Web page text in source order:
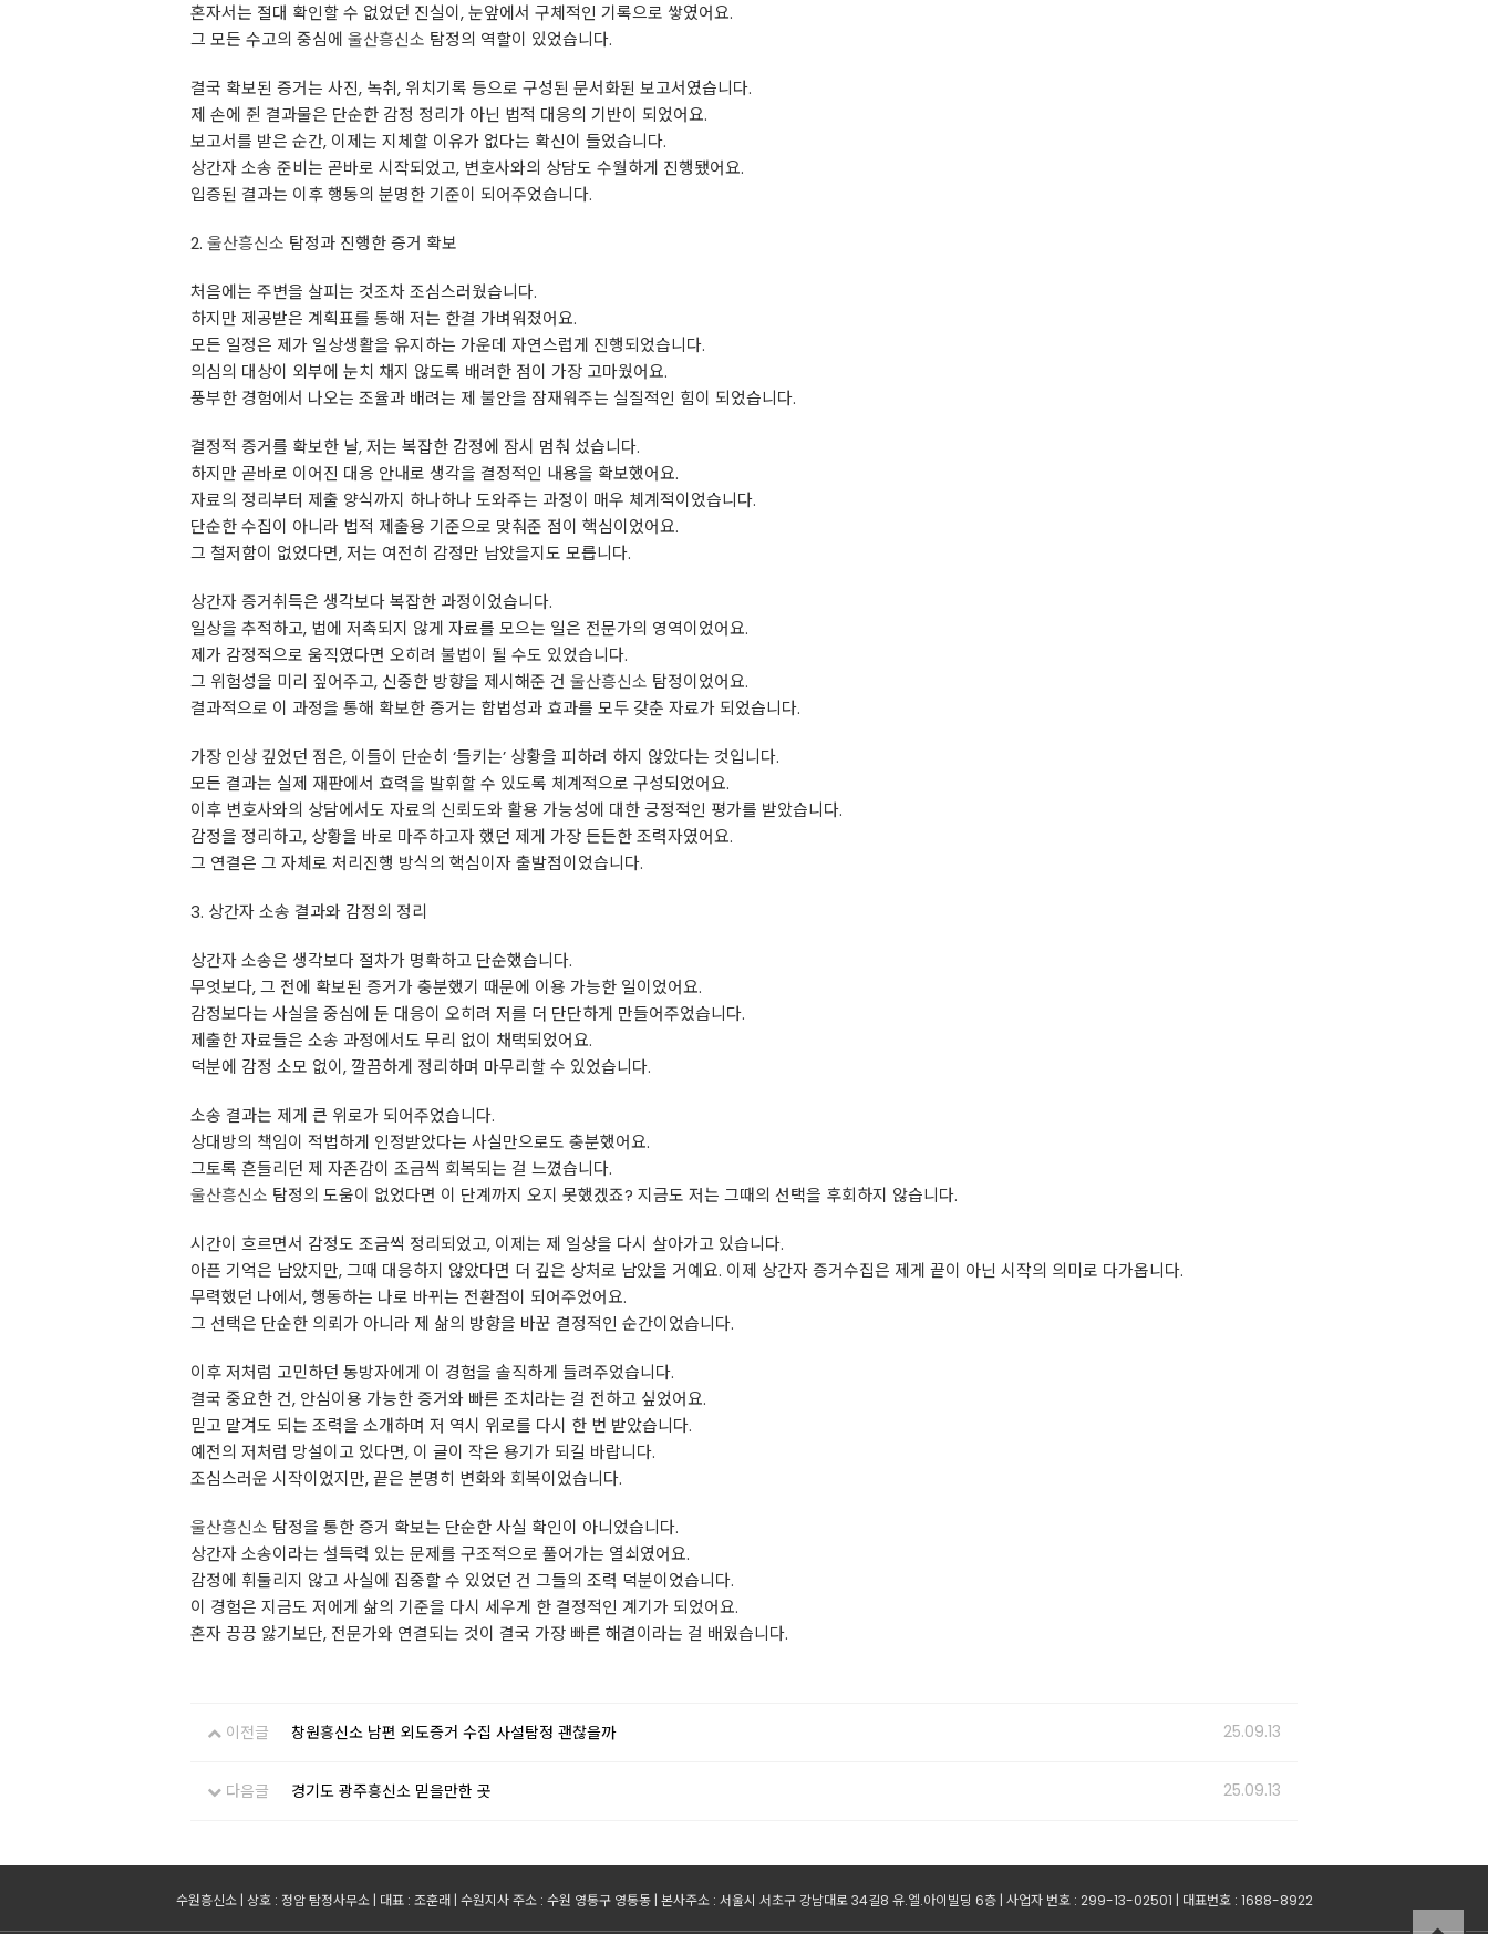
혼자서는 절대 확인할 수 없었던 진실이, 눈앞에서 구체적인 기록으로 쌓였어요.
그 모든 수고의 중심에 울산흥신소 탐정의 역할이 있었습니다.
결국 확보된 증거는 사진, 녹취, 위치기록 등으로 구성된 문서화된 보고서였습니다.
제 손에 쥔 결과물은 단순한 감정 정리가 아닌 법적 대응의 기반이 되었어요.
보고서를 받은 순간, 이제는 지체할 이유가 없다는 확신이 들었습니다.
상간자 소송 준비는 곧바로 시작되었고, 변호사와의 상담도 수월하게 진행됐어요.
입증된 결과는 이후 행동의 분명한 기준이 되어주었습니다.
2. 울산흥신소 탐정과 진행한 증거 확보
처음에는 주변을 살피는 것조차 조심스러웠습니다.
하지만 제공받은 계획표를 통해 저는 한결 가벼워졌어요.
모든 일정은 제가 일상생활을 유지하는 가운데 자연스럽게 진행되었습니다.
의심의 대상이 외부에 눈치 채지 않도록 배려한 점이 가장 고마웠어요.
풍부한 경험에서 나오는 조율과 배려는 제 불안을 잠재워주는 실질적인 힘이 되었습니다.
결정적 증거를 확보한 날, 저는 복잡한 감정에 잠시 멈춰 섰습니다.
하지만 곧바로 이어진 대응 안내로 생각을 결정적인 내용을 확보했어요.
자료의 정리부터 제출 양식까지 하나하나 도와주는 과정이 매우 체계적이었습니다.
단순한 수집이 아니라 법적 제출용 기준으로 맞춰준 점이 핵심이었어요.
그 철저함이 없었다면, 저는 여전히 감정만 남았을지도 모릅니다.
상간자 증거취득은 생각보다 복잡한 과정이었습니다.
일상을 추적하고, 법에 저촉되지 않게 자료를 모으는 일은 전문가의 영역이었어요.
제가 감정적으로 움직였다면 오히려 불법이 될 수도 있었습니다.
그 위험성을 미리 짚어주고, 신중한 방향을 제시해준 건 울산흥신소 탐정이었어요.
결과적으로 이 과정을 통해 확보한 증거는 합법성과 효과를 모두 갖춘 자료가 되었습니다.
가장 인상 깊었던 점은, 이들이 단순히 ‘들키는’ 상황을 피하려 하지 않았다는 것입니다.
모든 결과는 실제 재판에서 효력을 발휘할 수 있도록 체계적으로 구성되었어요.
이후 변호사와의 상담에서도 자료의 신뢰도와 활용 가능성에 대한 긍정적인 평가를 받았습니다.
감정을 정리하고, 상황을 바로 마주하고자 했던 제게 가장 든든한 조력자였어요.
그 연결은 그 자체로 처리진행 방식의 핵심이자 출발점이었습니다.
3. 상간자 소송 결과와 감정의 정리
상간자 소송은 생각보다 절차가 명확하고 단순했습니다.
무엇보다, 그 전에 확보된 증거가 충분했기 때문에 이용 가능한 일이었어요.
감정보다는 사실을 중심에 둔 대응이 오히려 저를 더 단단하게 만들어주었습니다.
제출한 자료들은 소송 과정에서도 무리 없이 채택되었어요.
덕분에 감정 소모 없이, 깔끔하게 정리하며 마무리할 수 있었습니다.
소송 결과는 제게 큰 위로가 되어주었습니다.
상대방의 책임이 적법하게 인정받았다는 사실만으로도 충분했어요.
그토록 흔들리던 제 자존감이 조금씩 회복되는 걸 느꼈습니다.
울산흥신소 탐정의 도움이 없었다면 이 단계까지 오지 못했겠죠? 지금도 저는 그때의 선택을 후회하지 않습니다.
시간이 흐르면서 감정도 조금씩 정리되었고, 이제는 제 일상을 다시 살아가고 있습니다.
아픈 기억은 남았지만, 그때 대응하지 않았다면 더 깊은 상처로 남았을 거예요. 이제 상간자 증거수집은 제게 끝이 아닌 시작의 의미로 다가옵니다.
무력했던 나에서, 행동하는 나로 바뀌는 전환점이 되어주었어요.
그 선택은 단순한 의뢰가 아니라 제 삶의 방향을 바꾼 결정적인 순간이었습니다.
이후 저처럼 고민하던 동방자에게 이 경험을 솔직하게 들려주었습니다.
결국 중요한 건, 안심이용 가능한 증거와 빠른 조치라는 걸 전하고 싶었어요.
믿고 맡겨도 되는 조력을 소개하며 저 역시 위로를 다시 한 번 받았습니다.
예전의 저처럼 망설이고 있다면, 이 글이 작은 용기가 되길 바랍니다.
조심스러운 시작이었지만, 끝은 분명히 변화와 회복이었습니다.
울산흥신소 탐정을 통한 증거 확보는 단순한 사실 확인이 아니었습니다.
상간자 소송이라는 설득력 있는 문제를 구조적으로 풀어가는 열쇠였어요.
감정에 휘둘리지 않고 사실에 집중할 수 있었던 건 그들의 조력 덕분이었습니다.
이 경험은 지금도 저에게 삶의 기준을 다시 세우게 한 결정적인 계기가 되었어요.
혼자 끙끙 앓기보단, 전문가와 연결되는 것이 결국 가장 빠른 해결이라는 걸 배웠습니다.
이전글 창원흥신소 남편 외도증거 수집 사설탐정 괜찮을까 25.09.13
다음글 경기도 광주흥신소 믿을만한 곳 25.09.13
수원흥신소 | 상호 : 정암 탐정사무소 | 대표 : 조훈래 | 수원지사 주소 : 수원 영통구 영통동 | 본사주소 : 서울시 서초구 강남대로 34길8 유.엘.아이빌딩 6층 | 사업자 번호 : 299-13-02501 | 대표번호 : 1688-8922